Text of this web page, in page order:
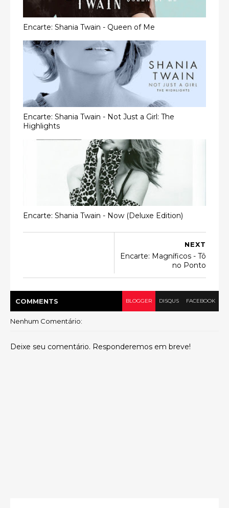
Encarte: Shania Twain - Queen of Me
Encarte: Shania Twain - Not Just a Girl: The
Highlights
Encarte: Shania Twain - Now (Deluxe Edition)
NEXT
Encarte: Magníficos - Tô
no Ponto
COMMENTS BLOGGER DISQUS FACEBOOK
Nenhum Comentário:
Deixe seu comentário. Responderemos em breve!